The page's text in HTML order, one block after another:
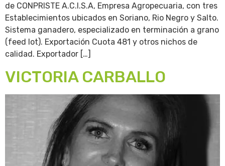
de CONPRISTE A.C.I.S.A, Empresa Agropecuaria, con tres
Establecimientos ubicados en Soriano, Rio Negro y Salto.
Sistema ganadero, especializado en terminación a grano
(feed lot). Exportación Cuota 481 y otros nichos de
calidad. Exportador […]
VICTORIA CARBALLO